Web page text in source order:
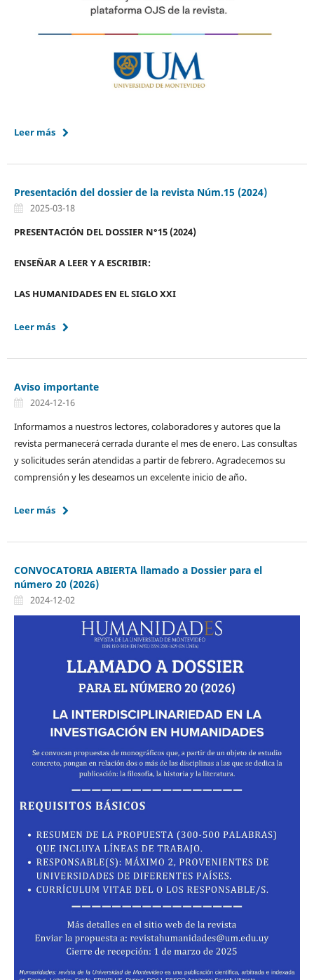
Leer más
Presentación del dossier de la revista Núm.15 (2024)
2025-03-18
PRESENTACIÓN DEL DOSSIER N°15 (2024)
ENSEÑAR A LEER Y A ESCRIBIR:
LAS HUMANIDADES EN EL SIGLO XXI
Leer más
Aviso importante
2024-12-16
Informamos a nuestros lectores, colaboradores y autores que la
revista permanecerá cerrada durante el mes de enero. Las consultas
y solicitudes serán atendidas a partir de febrero. Agradecemos su
comprensión y les deseamos un excelente inicio de año.
Leer más
CONVOCATORIA ABIERTA llamado a Dossier para el
número 20 (2026)
2024-12-02